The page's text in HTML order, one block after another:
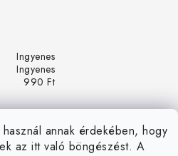
annak érdekében, hogy
az itt való böngészést. A
Ingyenes
Ingyenes
990 Ft